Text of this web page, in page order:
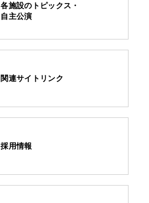
各施設のトピックス・
自主公演
関連サイトリンク
採用情報